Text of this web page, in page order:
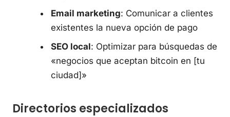
Email marketing: Comunicar a clientes
existentes la nueva opción de pago
SEO local: Optimizar para búsquedas de
«negocios que aceptan bitcoin en [tu
ciudad]»
Directorios especializados